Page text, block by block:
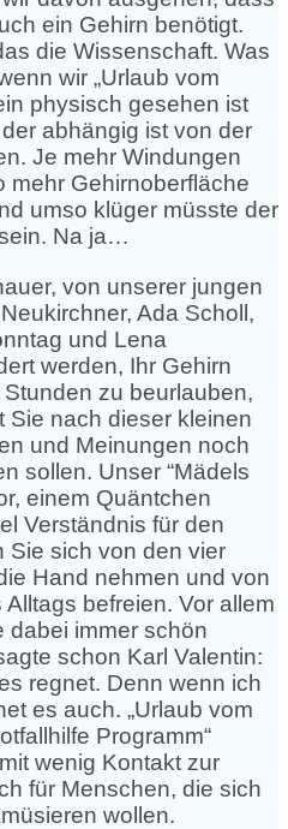
ein Gehirn benötigt.
die Wissenschaft. Was
wir „Urlaub vom
physisch gesehen ist
abhängig ist von der
Je mehr Windungen
mehr Gehirnoberfläche
umso klüger müsste der
Na ja…
von unserer jungen
Ada Scholl,
und Lena
werden, Ihr Gehirn
zu beurlauben,
Sie nach dieser kleinen
und Meinungen noch
sollen. Unser “Mädels
einem Quäntchen
Verständnis für den
Sie sich von den vier
Hand nehmen und von
befreien. Vor allem
dabei immer schön
schon Karl Valentin:
regnet. Denn wenn ich
es auch. „Urlaub vom
Programm“
wenig Kontakt zur
für Menschen, die sich
wollen.